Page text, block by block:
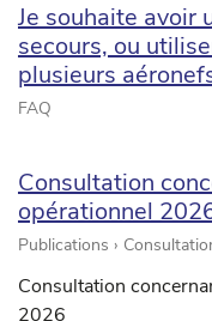
Je souhaite avoir
secours, ou
plusieurs
FAQ
Consultation
opérationnel
Publications ›
Consultation
2026